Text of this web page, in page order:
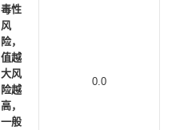
毒性
风
险，
值越
大风
险越
高，
一般
0.0